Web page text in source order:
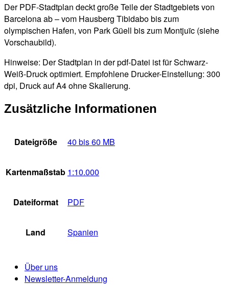
Der PDF-Stadtplan deckt große Teile der Stadtgebiets von
Barcelona ab – vom Hausberg Tibidabo bis zum
olympischen Hafen, von Park Güell bis zum Montjuïc (siehe
Vorschaubild).
Hinweise: Der Stadtplan in der pdf-Datei ist für Schwarz-
Weiß-Druck optimiert. Empfohlene Drucker-Einstellung: 300
dpi, Druck auf A4 ohne Skalierung.
Zusätzliche Informationen
Dateigröße 40 bis 60 MB
Kartenmaßstab 1:10.000
Dateiformat PDF
Land Spanien
Über uns
Newsletter-Anmeldung